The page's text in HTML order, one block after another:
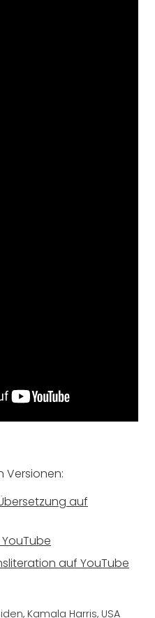
Versionen:
auf
auf YouTube
, Kamala Harris, USA